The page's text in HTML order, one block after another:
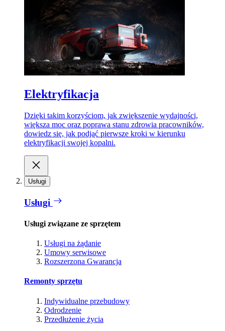
Elektryfikacja
Dzięki takim korzyściom, jak zwiększenie wydajności,
większa moc oraz poprawa stanu zdrowia pracowników,
dowiedz się, jak podjąć pierwsze kroki w kierunku
elektryfikacji swojej kopalni.
Usługi
Usługi
Usługi związane ze sprzętem
Usługi na żądanie
Umowy serwisowe
Rozszerzona Gwarancja
Remonty sprzętu
Indywidualne przebudowy
Odrodzenie
Przedłużenie życia